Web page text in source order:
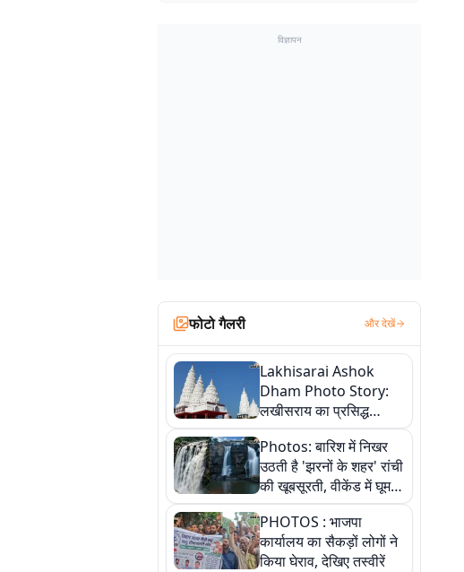
विज्ञापन
फोटो गैलरी और देखें
Lakhisarai Ashok
Dham Photo Story:
लखीसराय का प्रसिद्ध
अशोक धाम—आस्था,
श्रृंगार, अनुष्ठान और
अलौकिक संध्या आरती के
विहंगम दृश्य
Photos: बारिश में निखर
उठती है 'झरनों के शहर' रांची
की खूबसूरती, वीकेंड में घूम
आएं ये 5 वादियां
PHOTOS : भाजपा
कार्यालय का सैकड़ों लोगों ने
किया घेराव, देखिए तस्वीरें